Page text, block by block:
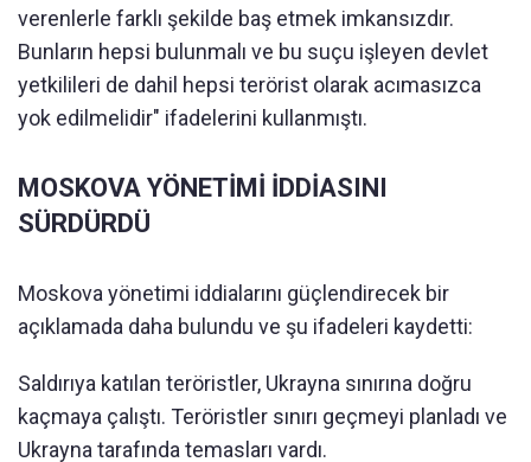
verenlerle farklı şekilde baş etmek imkansızdır.
Bunların hepsi bulunmalı ve bu suçu işleyen devlet
yetkilileri de dahil hepsi terörist olarak acımasızca
yok edilmelidir" ifadelerini kullanmıştı.
MOSKOVA YÖNETİMİ İDDİASINI
SÜRDÜRDÜ
Moskova yönetimi iddialarını güçlendirecek bir
açıklamada daha bulundu ve şu ifadeleri kaydetti:
Saldırıya katılan teröristler, Ukrayna sınırına doğru
kaçmaya çalıştı. Teröristler sınırı geçmeyi planladı ve
Ukrayna tarafında temasları vardı.